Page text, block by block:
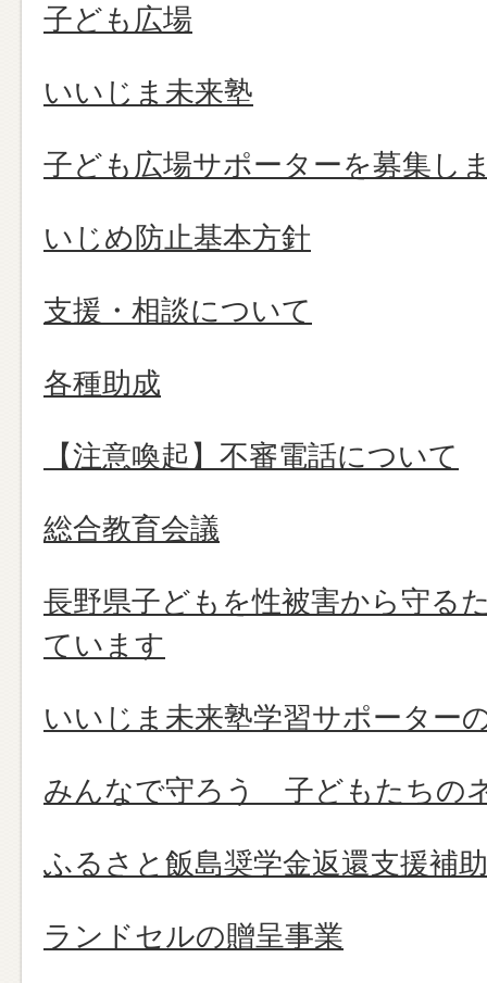
子ども広場
いいじま未来塾
子ども広場サポーターを募集し
いじめ防止基本方針
支援・相談について
各種助成
【注意喚起】不審電話について
総合教育会議
長野県子どもを性被害から守る
ています
いいじま未来塾学習サポーター
みんなで守ろう 子どもたちの
ふるさと飯島奨学金返還支援補
ランドセルの贈呈事業